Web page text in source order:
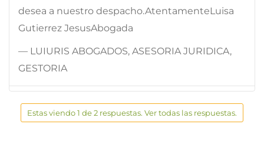
desea a nuestro despacho.AtentamenteLuisa
Gutierrez JesusAbogada
— LUIURIS ABOGADOS, ASESORIA JURIDICA,
GESTORIA
Estas viendo 1 de 2 respuestas. Ver todas las respuestas.